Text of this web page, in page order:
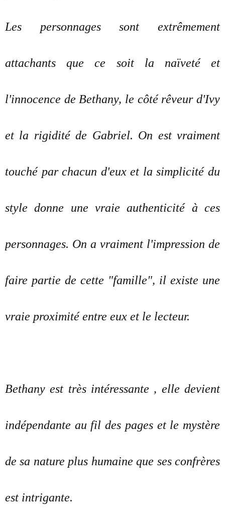
Les personnages sont extrêmement
attachants que ce soit la naïveté et
l'innocence de Bethany, le côté rêveur d'Ivy
et la rigidité de Gabriel. On est vraiment
touché par chacun d'eux et la simplicité du
style donne une vraie authenticité à ces
personnages. On a vraiment l'impression de
faire partie de cette "famille", il existe une
vraie proximité entre eux et le lecteur.
Bethany est très intéressante , elle devient
indépendante au fil des pages et le mystère
de sa nature plus humaine que ses confrères
est intrigante.